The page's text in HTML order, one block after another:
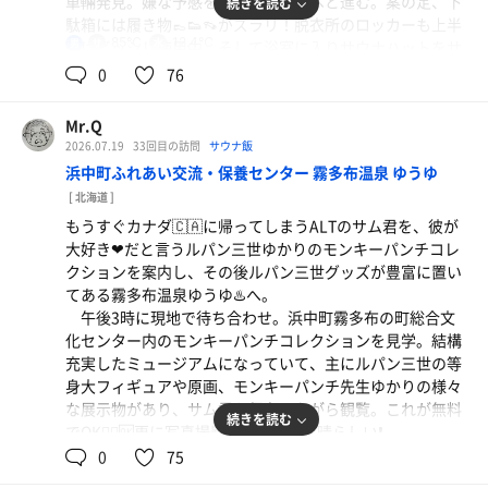
ポークソテーは和風に、焼き鳥のタレで味付けしてみ
ました。
水
かき氷 ぶどう味🍇
いよいよかき氷ぶどう🍇の季節開幕だ！
水
感じ。何とか4セット完了✅
け丸テーブルに荷物を置き、小松牛乳のフルーツ牛乳を堪
で面白き哉。
駄箱には履き物👞👟👡がズラリ！脱衣所のロッカーも上半
室前の棚に置きに行ったついでに中を覗くと、なんかビッ
艦さんが浸かっていた。
ワタクシは取り敢えずルーティンからのサ室へ。巡り合
わせなのか、案外空いていて難なく上段ゲット！
サウナ 10分 12分 12分 12分
水風呂 2分×4
外気浴 5分×4
早く来ていたのか、イクラの軍艦さんと西春別のS谷の
大ちゃんは早々に帰って行った。置き土産のようにイクラ
の軍艦さんから今日の水温12.4℃と告げられる。流石水風
呂水温計測官である。
独りホームのサ室の孤塁を守る気持ちで蒸されている
と、やがて別高の壱先生がやって来た。またすぐ後、根高
のしょうま先生も三連休皆勤で登場。今日は軍団を連れず
単独のサ活。
0 76
Mr.Q
2026.07.19 33回目の訪問 サウナ飯
浜中町ふれあい交流・保養センター 霧多布温泉 ゆうゆ
[ 北海道 ]
もうすぐカナダ🇨🇦に帰ってしまうALTのサム君を、彼が
大好き❤だと言うルパン三世ゆかりのモンキーパンチコレ
クションを案内し、その後ルパン三世グッズが豊富に置い
てある霧多布温泉ゆうゆ♨️へ。
午後3時に現地で待ち合わせ。浜中町霧多布の町総合文
化センター内のモンキーパンチコレクションを見学。結構
充実したミュージアムになっていて、主にルパン三世の等
身大フィギュアや原画、モンキーパンチ先生ゆかりの様々
な展示物があり、サム君も興奮しながら観覧。これが無料
でOK🙆‍♂️🆗更に写真撮影もOK🙆‍♂️🆗‼️素晴らしい❗️
満足したあとは霧多布温泉ゆうゆ♨️へ。午後3時50分入
続きを読む
0 75